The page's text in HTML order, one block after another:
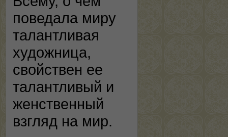
поведала миру
талантливая
художница,
свойствен ее
талантливый и
женственный
взгляд на мир.